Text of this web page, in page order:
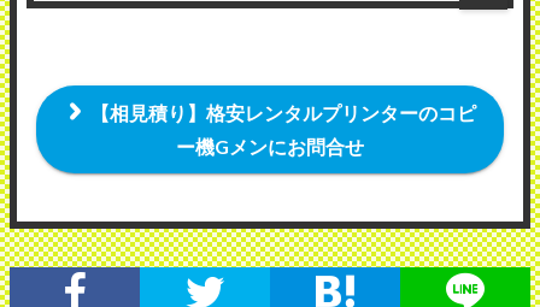
【相見積り】格安レンタルプリンターのコピ
ー機Gメンにお問合せ